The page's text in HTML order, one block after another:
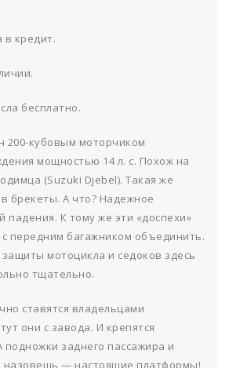
в кредит.
бесплатно.
200-кубовым моторчиком
мощностью 14 л. с. Похож на
(Suzuki Djebel). Такая же
брекеты. А что? Надежное
падения. К тому же эти «доспехи»
передним багажником объединить.
мотоцикла и седоков здесь
тщательно.
ставятся владельцами
они с завода. И крепятся
заднего пассажира и
назовешь — настоящие платформы!